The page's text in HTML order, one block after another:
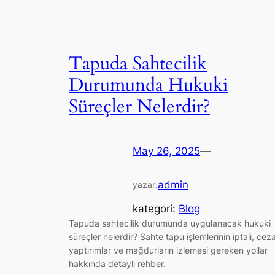
Tapuda Sahtecilik
Durumunda Hukuki
Süreçler Nelerdir?
May 26, 2025—
yazar:admin
kategori: Blog
Tapuda sahtecilik durumunda uygulanacak hukuki
süreçler nelerdir? Sahte tapu işlemlerinin iptali,
yaptırımlar ve mağdurların izlemesi gereken yollar
hakkında detaylı rehber.